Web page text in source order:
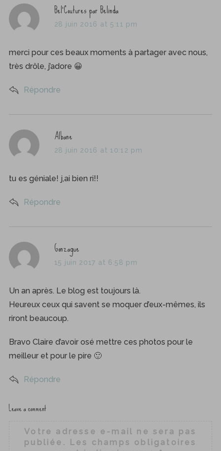
s
a
s
:
Bel'Coutures par Belinda
28 juin 2016 at 5:11 pm
merci pour ces beaux moments à partager avec nous,
très drôle, j’adore 😀
Répondre
s
a
s
Albane
28 juin 2016 at 10:12 pm
tu es géniale! j,ai bien ri!!
Répondre
s
a
s
:
Gonzague
15 juin 2017 at 6:58 pm
Un an après. Le blog est toujours là.
Heureux ceux qui savent se moquer d’eux-mêmes, ils
riront beaucoup.
Bravo Claire d’avoir osé mettre ces photos pour le
meilleur et pour le pire 🙂
Répondre
L
Leave a comment
Votre adresse e-mail ne sera pas
publiée.
Les champs obligatoires